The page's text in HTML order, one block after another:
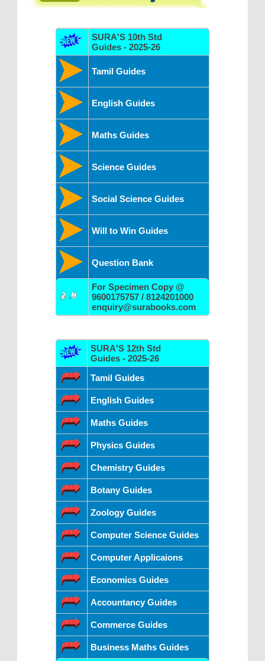
SURA'S 10th Std
Guides - 2025-26
Tamil Guides
English Guides
Maths Guides
Science Guides
Social Science Guides
Will to Win Guides
Question Bank
For Specimen Copy @
9600175757 / 8124201000
enquiry@surabooks.com
SURA'S 12th Std
Guides - 2025-26
Tamil Guides
English Guides
Maths Guides
Physics Guides
Chemistry Guides
Botany Guides
Zoology Guides
Computer Science Guides
Computer Applicaions
Economics Guides
Accountancy Guides
Commerce Guides
Business Maths Guides